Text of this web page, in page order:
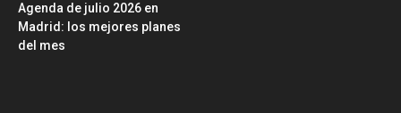
Agenda de julio 2026 en
Madrid: los mejores planes
del mes